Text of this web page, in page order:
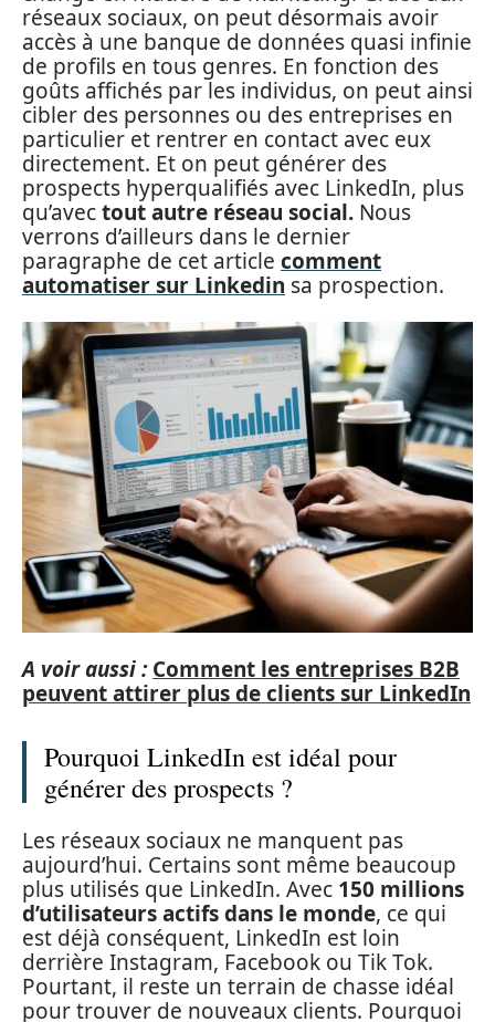
réseaux sociaux, on peut désormais avoir
accès à une banque de données quasi infinie
de profils en tous genres. En fonction des
goûts affichés par les individus, on peut ainsi
cibler des personnes ou des entreprises en
particulier et rentrer en contact avec eux
directement. Et on peut générer des
prospects hyperqualifiés avec LinkedIn, plus
qu’avectout autre réseau social. Nous
verrons d’ailleurs dans le dernier
paragraphe de cet article comment
automatiser sur Linkedin sa prospection.
A voir aussi : Comment les entreprises B2B
peuvent attirer plus de clients sur LinkedIn
Pourquoi LinkedIn est idéal pour
générer des prospects ?
Les réseaux sociaux ne manquent pas
aujourd’hui. Certains sont même beaucoup
plus utilisés que LinkedIn. Avec 150 millions
d’utilisateurs actifs dans le monde, ce qui
est déjà conséquent, LinkedIn est loin
derrière Instagram, Facebook ou Tik Tok.
Pourtant, il reste un terrain de chasse idéal
pour trouver de nouveaux clients. Pourquoi